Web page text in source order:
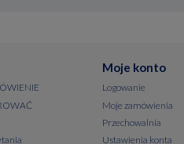
Moje konto
Logowanie
Moje zamówienia
Przechowalnia
Ustawienia konta